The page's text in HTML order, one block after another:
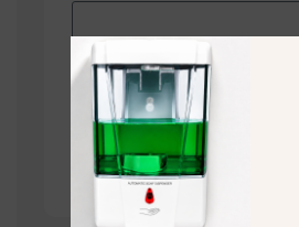
תחזרו אליי
קישור לוויז